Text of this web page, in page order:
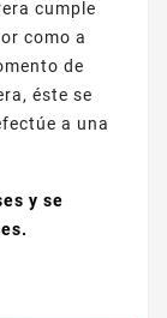
cumple
como a
de
éste se
a una
y se